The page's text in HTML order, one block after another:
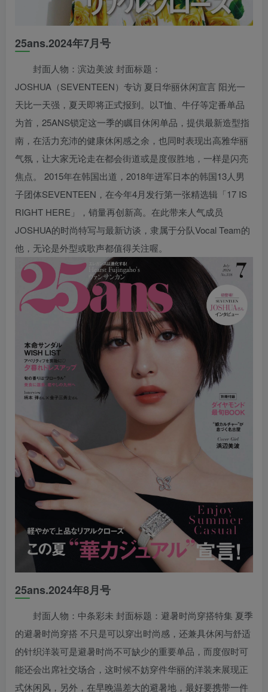
25ans.2024年7月号
封面人物：滨边美波 封面标题：
JOSHUA（SEVENTEEN）专访 夏日华丽休闲宣言 阳光一
天比一天强，夏天即将正式报到。以T恤、牛仔等定番单品
为首，25ANS锁定这一季的瞩目休闲单品，提供最新造型指
南，在活力充沛的健康休闲感之余，也同时表现出高雅华丽
气氛，让大家无论走在都会街道或是度假胜地，一样是闪亮
焦点。 2015年在韩国出道，2018年进军日本的韩国13人男
子团体SEVENTEEN，在今年4月发行第一张精选辑「17 IS
RIGHT HERE」，销量再创新高。在此带来人气成员
JOSHUA的时尚特写与最新访谈，隶属于分队Vocal Team的
他，无论是外型或歌声都值得关注喔。
25ans.2024年8月号
封面人物：中条彩未 封面标题：避暑时尚穿搭特集 夏季
的避暑时尚穿搭 不只是可以穿出时尚感，还兼具休闲与舒适
的针织洋装可是避暑时尚不可缺少的重要单品，而度假时可
能还会出席社交场合，这时候不妨穿件华丽的洋装来展现正
式休闲风，另外，在早晚温差大的避暑地，最好要携带一件